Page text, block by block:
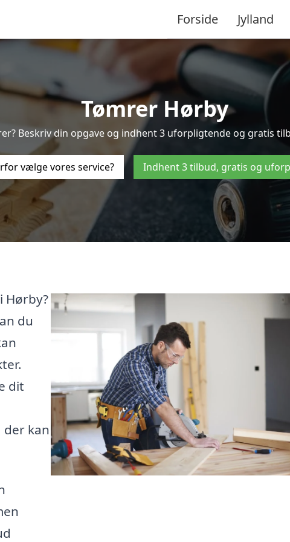
Forside Jylland
Tømrer Hørby
Beskriv din opgave og indhent 3 uforpligtende og gratis
vælge vores service? Indhent 3 tilbud, gratis og
Hørby?
du
dit
der kan